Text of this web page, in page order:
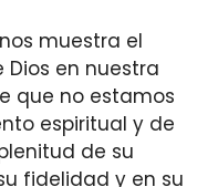
nos muestra el
en nuestra
que no estamos
espiritual y de
de su
fidelidad y en su